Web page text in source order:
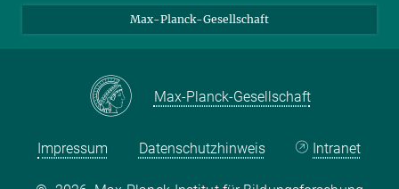
Max-Planck-Gesellschaft
Max-Planck-Gesellschaft
Impressum Datenschutzhinweis Intranet